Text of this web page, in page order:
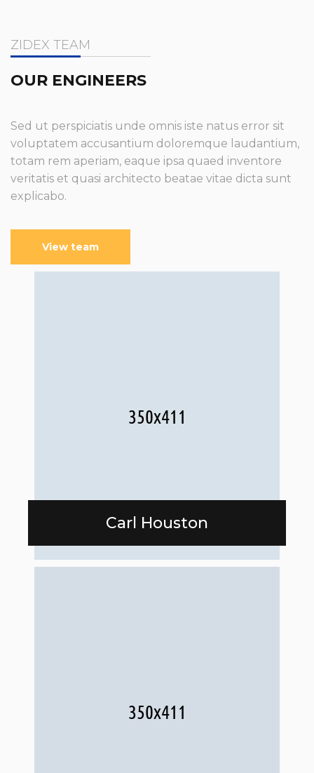
OUR ENGINEERS
ZIDEX TEAM
Sed ut perspiciatis unde omnis iste natus error sit
voluptatem accusantium doloremque laudantium,
totam rem aperiam, eaque ipsa quaed inventore
veritatis et quasi architecto beatae vitae dicta sunt
explicabo.
View team
Carl Houston